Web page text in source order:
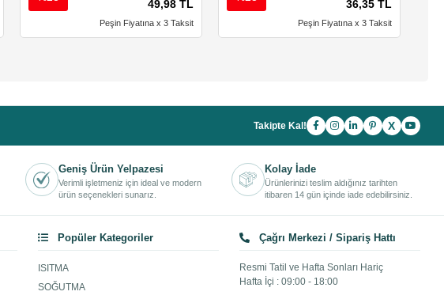
49,98 TL
Peşin Fiyatına x 3 Taksit
36,35 TL
Peşin Fiyatına x 3 Taksit
Takipte Kal! X
Geniş Ürün Yelpazesi
Verimli işletmeniz için ideal ve modern
ürün seçenekleri sunarız.
Kolay İade
Ürünlerinizi teslim aldığınız tarihten
itibaren 14 gün içinde iade edebilirsiniz.
Popüler Kategoriler
ISITMA
SOĞUTMA
Çağrı Merkezi / Sipariş Hattı
Resmi Tatil ve Hafta Sonları Hariç
Hafta İçi : 09:00 - 18:00